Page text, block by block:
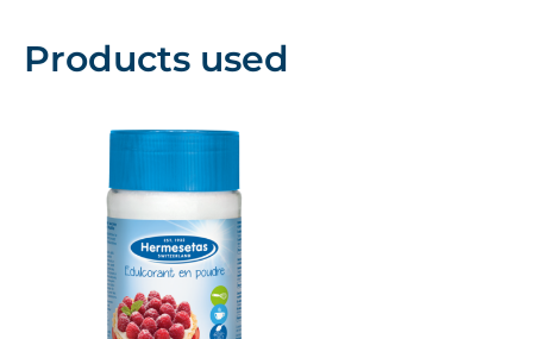
Products used